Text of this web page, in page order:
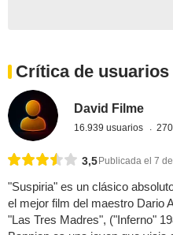
Crítica de usuarios
David Filme
16.939 usuarios
3,5Publicada el 7
"Suspiria" es un clásico
el mejor film del maestro Dario
"Las Tres Madres", ("Inferno"